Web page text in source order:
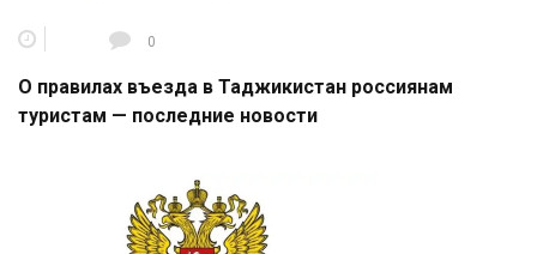
0
О правилах въезда в Таджикистан россиянам
туристам — последние новости